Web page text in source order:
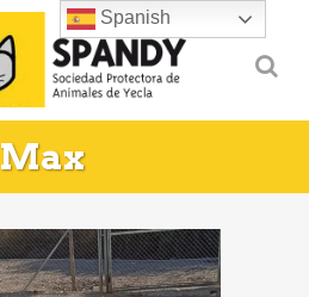
Max
Spanish